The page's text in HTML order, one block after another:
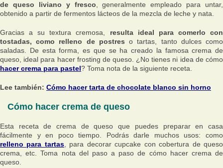
de queso liviano y fresco , generalmente empleado para untar,
obtenido a partir de fermentos lácteos de la mezcla de leche y nata.
Gracias a su textura cremosa, resulta ideal para comerlo con
tostadas, como relleno de postres o tartas, tanto dulces como
saladas. De esta forma, es que se ha creado la famosa crema de
queso, ideal para hacer frosting de queso. ¿No tienes ni idea de cómo
hacer crema para pastel? Toma nota de la siguiente receta.
Lee también: Cómo hacer tarta de chocolate blanco sin horno
Cómo hacer crema de queso
Esta receta de crema de queso que puedes preparar en casa
fácilmente y en poco tiempo. Podrás darle muchos usos: como
relleno para tartas, para decorar cupcake con cobertura de queso
crema, etc. Toma nota del paso a paso de cómo hacer crema de
queso.